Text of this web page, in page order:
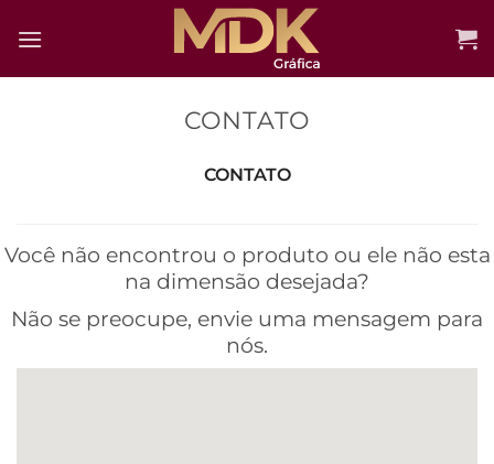
CONTATO
CONTATO
Você não encontrou o produto ou ele não esta
na dimensão desejada?
Não se preocupe, envie uma mensagem para
nós.